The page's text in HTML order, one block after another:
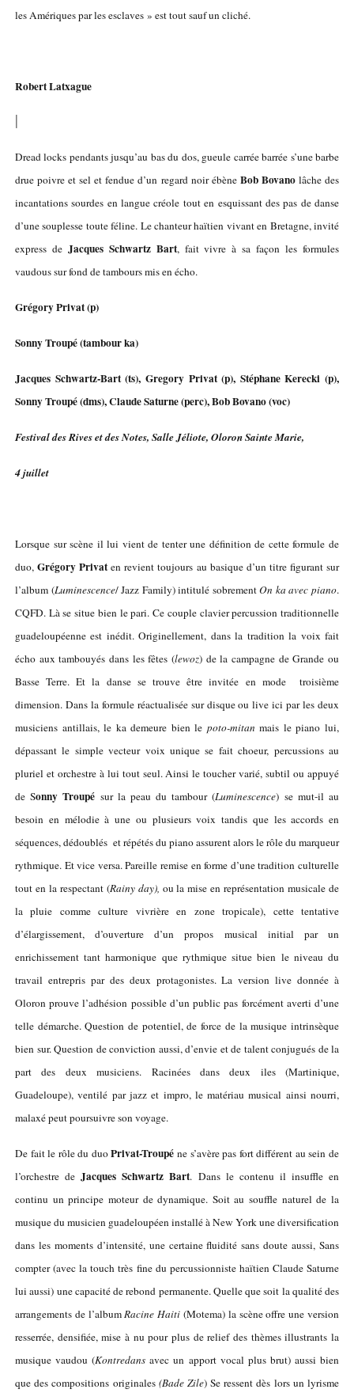
les Amériques par les esclaves » est tout sauf un cliché.
Robert Latxague
Dread locks pendants jusqu’au bas du dos, gueule carrée barrée s’une barbe
drue poivre et sel et fendue d’un regard noir ébène Bob Bovanolâche des
incantations sourdes en langue créole tout en esquissant des pas de danse
d’une souplesse toute féline. Le chanteur haïtien vivant en Bretagne, invité
express de Jacques Schwartz Bart, fait vivre à sa façon les formules
vaudous sur fond de tambours mis en écho.
Grégory Privat (p)
Sonny Troupé (tambour ka)
Jacques Schwartz-Bart (ts), Gregory Privat (p), Stéphane Kerecki (p),
Sonny Troupé (dms), Claude Saturne (perc), Bob Bovano (voc)
Festival des Rives et des Notes, Salle Jéliote, Oloron Sainte Marie,
4 juillet
Lorsque sur scène il lui vient de tenter une définition de cette formule de
duo,Grégory Privaten revient toujours au basique d’un titre figurant sur
l’album (Luminescence/ Jazz Family) intitulé sobrementOn ka avec piano.
CQFD. Là se situe bien le pari. Ce couple clavier percussion traditionnelle
guadeloupéenne est inédit. Originellement, dans la tradition la voix fait
écho aux tambouyés dans les fêtes (lewoz) de la campagne de Grande ou
Basse Terre. Et la danse se trouve être invitée en mode troisième
dimension. Dans la formule réactualisée sur disque ou live ici par les deux
musiciens antillais, le ka demeure bien le poto-mitan mais le piano lui,
dépassant le simple vecteur voix unique se fait choeur, percussions au
pluriel et orchestre à lui tout seul. Ainsi le toucher varié, subtil ou appuyé
de Sonny Troupé sur la peau du tambour (Luminescence) se mut-il au
besoin en mélodie à une ou plusieurs voix tandis que les accords en
séquences, dédoublés et répétés du piano assurent alors le rôle du marqueur
rythmique. Et vice versa. Pareille remise en forme d’une tradition culturelle
tout en la respectant (Rainy day), ou la mise en représentation musicale de
la pluie comme culture vivrière en zone tropicale), cette tentative
d’élargissement, d’ouverture d’un propos musical initial par un
enrichissement tant harmonique que rythmique situe bien le niveau du
travail entrepris par des deux protagonistes. La version live donnée à
Oloron prouve l’adhésion possible d’un public pas forcément averti d’une
telle démarche. Question de potentiel, de force de la musique intrinsèque
bien sur. Question de conviction aussi, d’envie et de talent conjugués de la
part des deux musiciens. Racinées dans deux iles (Martinique,
Guadeloupe), ventilé par jazz et impro, le matériau musical ainsi nourri,
malaxé peut poursuivre son voyage.
De fait le rôle du duoPrivat-Troupé ne s’avère pas fort différent au sein de
l’orchestre deJacques Schwartz Bart. Dans le contenu il insuffle en
continu un principe moteur de dynamique. Soit au souffle naturel de la
musique du musicien guadeloupéen installé à New York une diversification
dans les moments d’intensité, une certaine fluidité sans doute aussi, Sans
compter (avec la touch très fine du percussionniste haïtien Claude Saturne
lui aussi) une capacité de rebond permanente. Quelle que soit la qualité des
arrangements de l’albumRacine Haiti (Motema) la scène offre une version
resserrée, densifiée, mise à nu pour plus de relief des thèmes illustrants la
musique vaudou (Kontredans avec un apport vocal plus brut) aussi bien
que des compositions originales (Bade Zile) Se ressent dès lors un lyrisme